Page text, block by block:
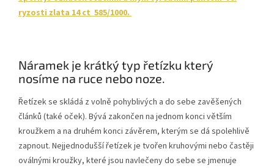
ryzosti zlata 14 ct 585/1000.
Náramek je krátký typ řetízku který
nosíme na ruce nebo noze.
Řetízek se skládá z volně pohyblivých a do sebe zavěšených
článků (také oček). Bývá zakončen na jednom konci větším
kroužkem a na druhém konci závěrem, kterým se dá spolehlivě
zapnout. Nejjednodušší řetízek je tvořen kruhovými nebo častěji
oválnými kroužky, které jsou navlečeny do sebe se jmenuje